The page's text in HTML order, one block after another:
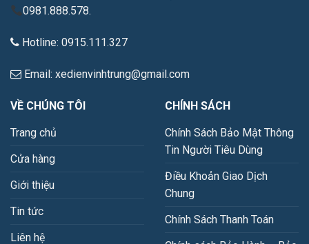
0981.888.578.
Hotline: 0915.111.327
Email: xedienvinhtrung@gmail.com
VỀ CHÚNG TÔI
Trang chủ
Cửa hàng
Giới thiệu
Tin tức
Liên hệ
CHÍNH SÁCH
Chính Sách Bảo Mật Thông
Tin Người Tiêu Dùng
Điều Khoản Giao Dịch
Chung
Chính Sách Thanh Toán